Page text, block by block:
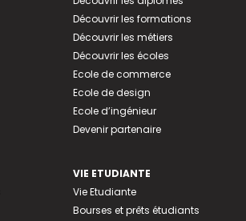
Découvrir les formations
Découvrir les métiers
Découvrir les écoles
Ecole de commerce
Ecole de design
Ecole d’ingénieur
Devenir partenaire
VIE ETUDIANTE
Vie Etudiante
Bourses et prêts étudiants